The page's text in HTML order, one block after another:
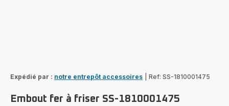
Expédié par : notre entrepôt accessoires Ref: SS-1810001475
Embout fer à friser SS-1810001475